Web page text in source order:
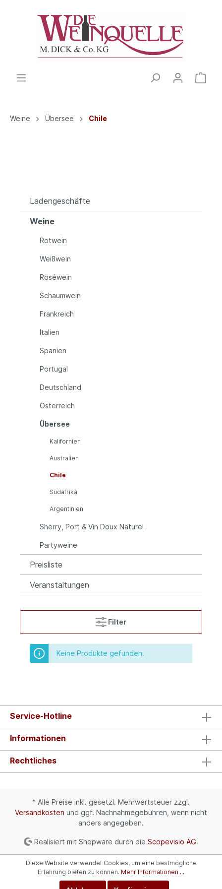
Weine Übersee Chile
Ladengeschäfte
Weine
Rotwein
Weißwein
Roséwein
Schaumwein
Frankreich
Italien
Spanien
Portugal
Deutschland
Österreich
Übersee
Kalifornien
Australien
Chile
Südafrika
Argentinien
Sherry, Port & Vin Doux Naturel
Partyweine
Preisliste
Veranstaltungen
Filter
Keine Produkte gefunden.
Service-Hotline
Informationen
Rechtliches
* Alle Preise inkl. gesetzl. Mehrwertsteuer zzgl.
Versandkosten und ggf. Nachnahmegebühren, wenn nicht
anders angegeben.
Realisiert mit Shopware durch die Scopevisio AG
Diese Website verwendet Cookies, um eine bestmögliche
Erfahrung bieten zu können. Mehr Informationen ...